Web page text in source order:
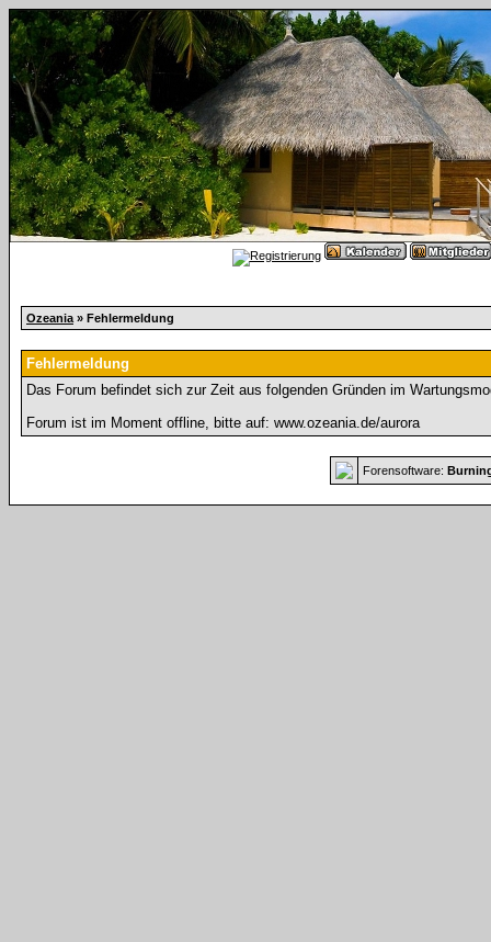
Ozeania » Fehlermeldung
Fehlermeldung
Das Forum befindet sich zur Zeit aus folgenden Gründen im
Forum ist im Moment offline, bitte auf: www.ozeania.de/aurora
Forensoftware: